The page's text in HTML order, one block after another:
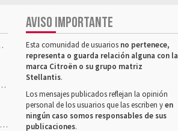
AVISO IMPORTANTE
Esta comunidad de usuarios no pertenece,
representa o guarda relación alguna con la
marca Citroën o su grupo matriz
Stellantis.
Los mensajes publicados reflejan la opinión
personal de los usuarios que las escriben yen
ningún caso somos responsables de sus
publicaciones.